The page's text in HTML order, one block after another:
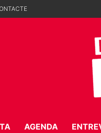
AGENDA